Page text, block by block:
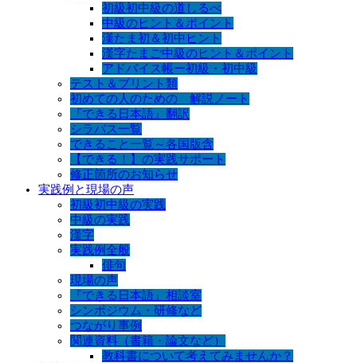
初級初中級の道しるべ
中級のヒント＆ポイント
漢たま初＆初中ヒント
漢字たまご中級のヒント＆ポイント
アドバイス帳ー初級・初中級
テスト＆プリント類
初めての人のための 解説ノート
『できる日本語』翻訳
シラバス一覧
できること一覧～各国版含
【できる！】の実践サポート
修正箇所のお知らせ
実践例と現場の声
初級初中級の実践
中級の実践
漢字
実践例全般
俳句
現場の声
『できる日本語』相談室
シンポジウム・研修など
つながり事例
関連資料（書籍・論文など）
教科書について考えてみませんか？